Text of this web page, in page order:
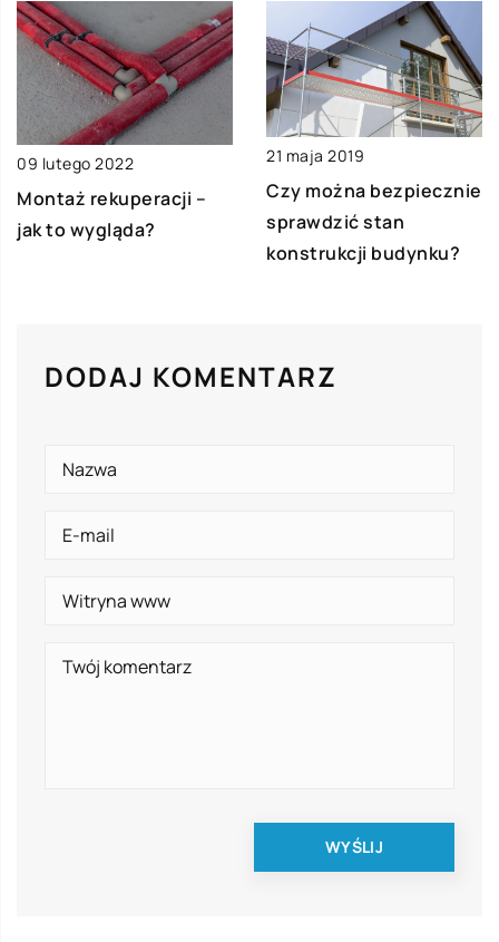
09 lutego 2022
Montaż rekuperacji –
jak to wygląda?
21 maja 2019
Czy można bezpiecznie
sprawdzić stan
konstrukcji budynku?
DODAJ KOMENTARZ